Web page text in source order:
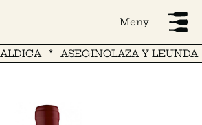
Meny
ASEGINOLAZA Y LEUNDA